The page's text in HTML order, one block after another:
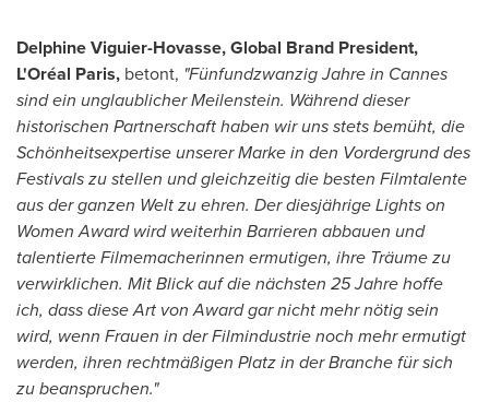
Delphine Viguier-Hovasse, Global Brand President,
L'Oréal Paris, betont, "Fünfundzwanzig Jahre in Cannes
sind ein unglaublicher Meilenstein. Während dieser
historischen Partnerschaft haben wir uns stets bemüht, die
Schönheitsexpertise unserer Marke in den Vordergrund des
Festivals zu stellen und gleichzeitig die besten Filmtalente
aus der ganzen Welt zu ehren. Der diesjährige Lights on
Women Award wird weiterhin Barrieren abbauen und
talentierte Filmemacherinnen ermutigen, ihre Träume zu
verwirklichen. Mit Blick auf die nächsten 25 Jahre hoffe
ich, dass dieseArt vonAward gar nicht mehr nötig sein
wird, wenn Frauen in der Filmindustrie noch mehr ermutigt
werden, ihren rechtmäßigen Platz in der Branche für sich
zu beanspruchen."